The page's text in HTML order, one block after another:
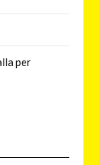
per